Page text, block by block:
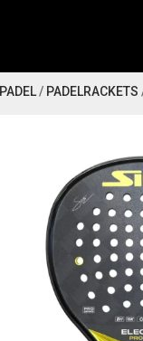
PADEL/ PADELRACKETS